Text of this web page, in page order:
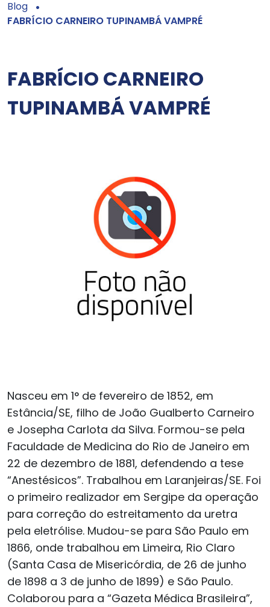
Blog
FABRÍCIO CARNEIRO TUPINAMBÁ VAMPRÉ
FABRÍCIO CARNEIRO
TUPINAMBÁ VAMPRÉ
Nasceu em 1° de fevereiro de 1852, em
Estância/SE, filho de João Gualberto Carneiro
e Josepha Carlota da Silva. Formou-se pela
Faculdade de Medicina do Rio de Janeiro em
22 de dezembro de 1881, defendendo a tese
“Anestésicos”. Trabalhou em Laranjeiras/SE. Foi
o primeiro realizador em Sergipe da operação
para correção do estreitamento da uretra
pela eletrólise. Mudou-se para São Paulo em
1866, onde trabalhou em Limeira, Rio Claro
(Santa Casa de Misericórdia, de 26 de junho
de 1898 a 3 de junho de 1899) e São Paulo.
Colaborou para a “Gazeta Médica Brasileira”,